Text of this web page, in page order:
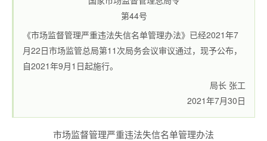
第44号
《市场监督管理严重违法失信名单管理办法》已经2021年7
月22日市场监管总局第11次局务会议审议通过，现予公布，
自2021年9月1日起施行。
局长 张工
2021年7月30日
市场监督管理严重违法失信名单管理办法